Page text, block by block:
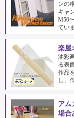
ンの
キャ
M50
てい
楽屋
油彩
る表
作品
し、
アム
場合